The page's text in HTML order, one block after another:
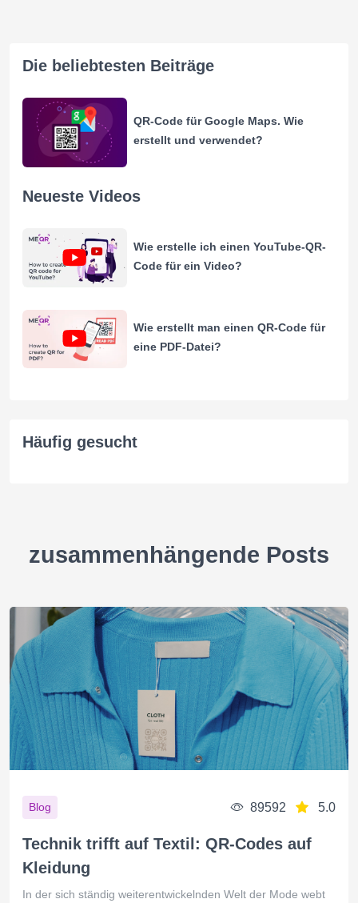
Die beliebtesten Beiträge
QR-Code für Google Maps. Wie
erstellt und verwendet?
Neueste Videos
Wie erstelle ich einen YouTube-QR-
Code für ein Video?
Wie erstellt man einen QR-Code für
eine PDF-Datei?
Häufig gesucht
zusammenhängende Posts
Blog 89592 5.0
Technik trifft auf Textil: QR-Codes auf
Kleidung
In der sich ständig weiterentwickelnden Welt der Mode webt